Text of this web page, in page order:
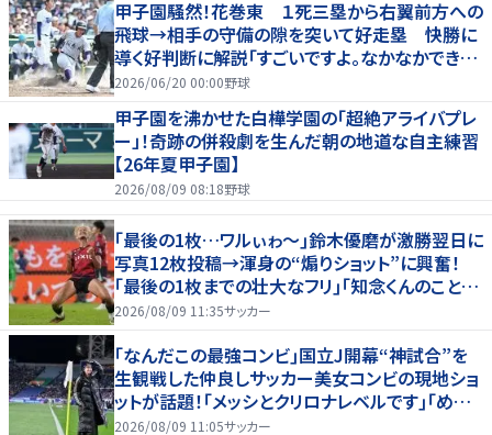
甲子園騒然！花巻東 １死三塁から右翼前方への
飛球→相手の守備の隙を突いて好走塁 快勝に
導く好判断に解説「すごいですよ。なかなかできな
いプレー」
2026/06/20 00:00野球
甲子園を沸かせた白樺学園の「超絶アライバプレ
ー」！奇跡の併殺劇を生んだ朝の地道な自主練習
【26年夏甲子園】
2026/08/09 08:18野球
｢最後の1枚…ワルぃゎ〜｣鈴木優磨が激勝翌日に
写真12枚投稿→渾身の“煽りショット”に興奮！
｢最後の1枚までの壮大なフリ｣｢知念くんのことど
んだけ好きなんよｗ｣
2026/08/09 11:35サッカー
｢なんだこの最強コンビ｣国立J開幕“神試合”を
生観戦した仲良しサッカー美女コンビの現地ショ
ットが話題！｢メッシとクリロナレベルです｣｢めちゃ
くちゃ可愛い｣
2026/08/09 11:05サッカー